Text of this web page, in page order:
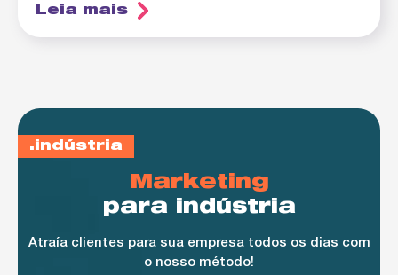
Leia mais
indústria
Marketing
para indústria
Atraía clientes para sua empresa todos os dias com
o nosso método!